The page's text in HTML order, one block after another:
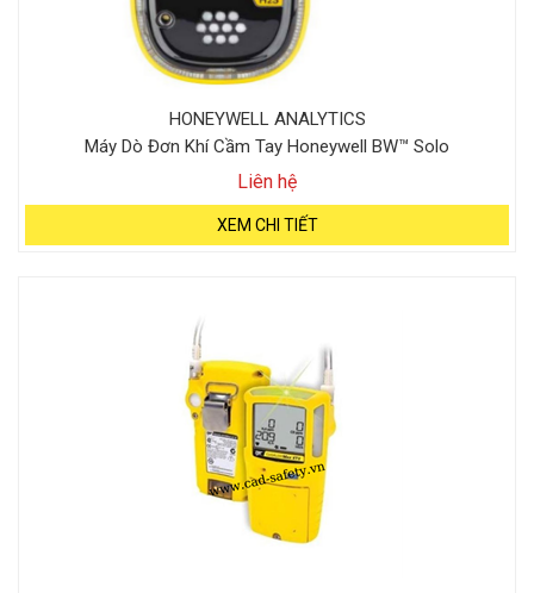
HONEYWELL ANALYTICS
Máy Dò Đơn Khí Cầm Tay Honeywell BW™ Solo
Liên hệ
XEM CHI TIẾT